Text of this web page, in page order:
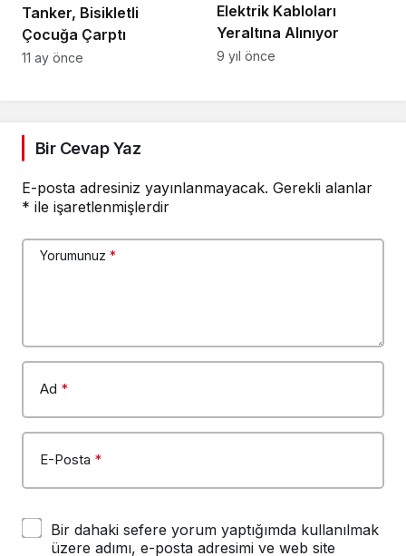
Tanker, Bisikletli
Çocuğa Çarptı
11 ay önce
Elektrik Kabloları
Yeraltına Alınıyor
9 yıl önce
Bir Cevap Yaz
E-posta adresiniz yayınlanmayacak. Gerekli alanlar
* ile işaretlenmişlerdir
Yorumunuz *
Ad *
E-Posta *
Bir dahaki sefere yorum yaptığımda kullanılmak
üzere adımı, e-posta adresimi ve web site